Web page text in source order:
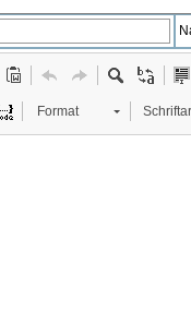
Format